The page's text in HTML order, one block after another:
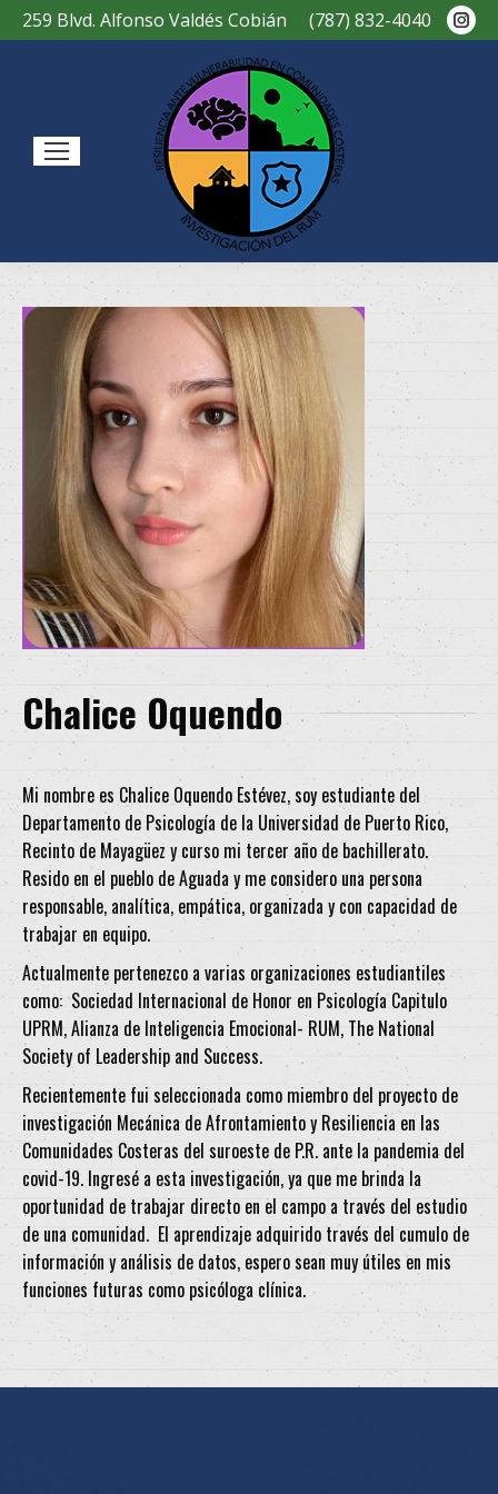
259 Blvd. Alfonso Valdés Cobián (787) 832-4040
Chalice Oquendo
Mi nombre es Chalice Oquendo Estévez, soy estudiante del
Departamento de Psicología de la Universidad de Puerto Rico,
Recinto de Mayagüez y curso mi tercer año de bachillerato.
Resido en el pueblo de Aguada y me considero una persona
responsable, analítica, empática, organizada y con capacidad de
trabajar en equipo.
Actualmente pertenezco a varias organizaciones estudiantiles
como: Sociedad Internacional de Honor en Psicología Capitulo
UPRM, Alianza de Inteligencia Emocional- RUM, The National
Society of Leadership and Success.
Recientemente fui seleccionada como miembro del proyecto de
investigación Mecánica de Afrontamiento y Resiliencia en las
Comunidades Costeras del suroeste de P.R. ante la pandemia del
covid-19. Ingresé a esta investigación, ya que me brinda la
oportunidad de trabajar directo en el campo a través del estudio
de una comunidad. El aprendizaje adquirido través del cumulo de
información y análisis de datos, espero sean muy útiles en mis
funciones futuras como psicóloga clínica.